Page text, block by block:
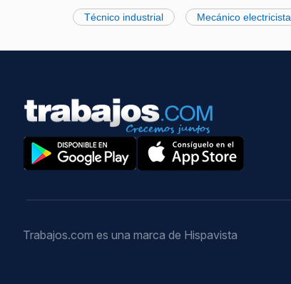
Técnico industrial Mecánico electricista
Trabajos.com es una marca de Hispavista